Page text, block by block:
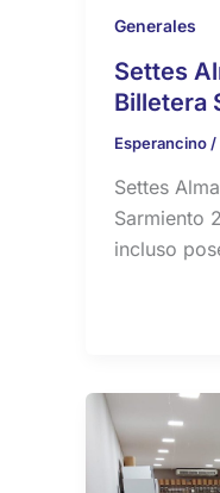
Generales
Settes
Billetera
Esperancino /
Settes
Sarmiento
incluso